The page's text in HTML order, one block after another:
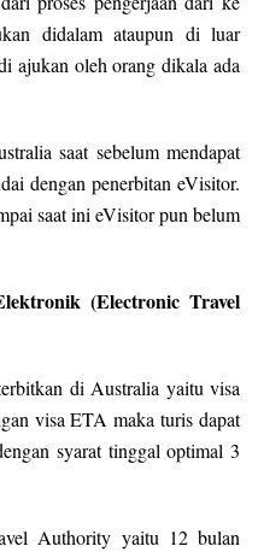
didalam ataupun di luar
ajukan oleh orang dikala ada
saat sebelum mendapat
dengan penerbitan eVisitor.
saat ini eVisitor pun belum
(Electronic Travel
di Australia yaitu visa
visa ETA maka turis dapat
syarat tinggal optimal 3
Authority yaitu 12 bulan